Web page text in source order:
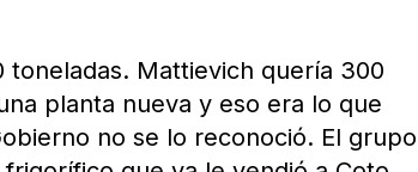
Mattievich quería 300
planta nueva y eso era lo que
no se lo reconoció. El